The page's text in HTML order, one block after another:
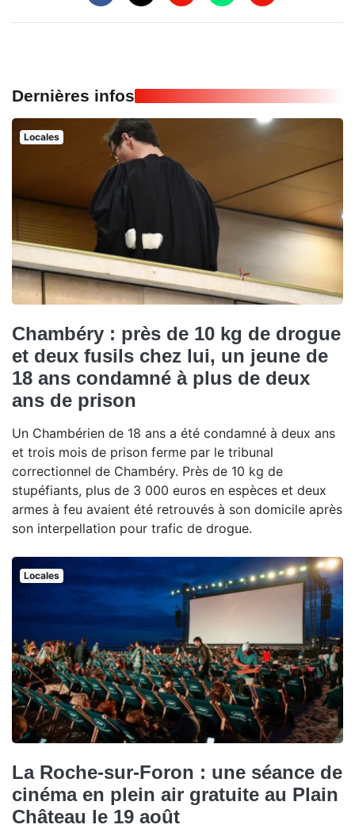
Dernières infos
Locales
Chambéry : près de 10 kg de drogue
et deux fusils chez lui, un jeune de
18 ans condamné à plus de deux
ans de prison
Un Chambérien de 18 ans a été condamné à deux ans
et trois mois de prison ferme par le tribunal
correctionnel de Chambéry. Près de 10 kg de
stupéfiants, plus de 3 000 euros en espèces et deux
armes à feu avaient été retrouvés à son domicile après
son interpellation pour trafic de drogue.
Locales
La Roche-sur-Foron : une séance de
cinéma en plein air gratuite au Plain
Château le 19 août